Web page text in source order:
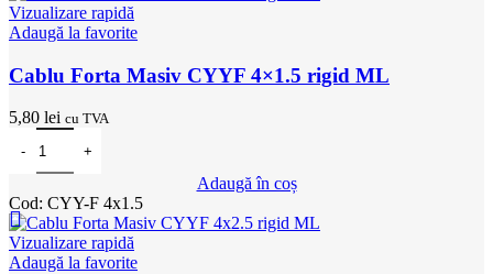
Vizualizare rapidă
Adaugă la favorite
Cablu Forta Masiv CYYF 4×1.5 rigid ML
5,80 lei cu TVA
Cantitate Cablu Forta Masiv CYYF 4x1.5 rigid ML
Adaugă în coș
Cod: CYY-F 4x1.5
Vizualizare rapidă
Adaugă la favorite